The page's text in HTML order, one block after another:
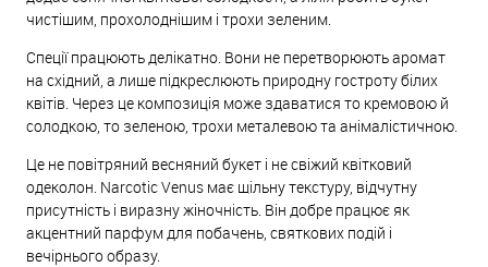
чистішим, прохолоднішим і трохи зеленим.
Спеції працюють делікатно. Вони не перетворюють аромат
на східний, а лише підкреслюють природну гостроту білих
квітів. Через це композиція може здаватися то кремовою й
солодкою, то зеленою, трохи металевою та анімалістичною.
Це не повітряний весняний букет і не свіжий квітковий
одеколон. Narcotic Venus має щільну текстуру, відчутну
присутність і виразну жіночність. Він добре працює як
акцентний парфум для побачень, святкових подій і
вечірнього образу.